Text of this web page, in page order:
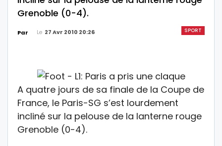
Grenoble (0-4).
SPORT
Par Le 27 Avr 2010 20:26
A quatre jours de sa finale de la Coupe de
France, le Paris-SG s’est lourdement
incliné sur la pelouse de la lanterne rouge
Grenoble (0-4).